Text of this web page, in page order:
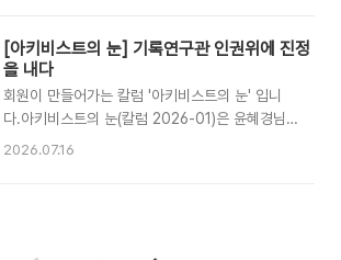
https://us06web.zoom.us/j/85288022533?
pwd=EQ2cFKLUqxwPcxllmbk12yxCAapz3h.1
..
관심 있는 분이라면 누구나 참석하실 수 있습니다.
참여를 희망하시는 분들께서는 아래 안내를 참고
하시어 시간에 맞춰 접속해 주시기 바랍니다.기록
인 여러분의 많은 관심과 참여를 부탁드립니다.감
19:00~21:00✅장소: 온라인(zoom) - 접속링
[아키비스트의 눈] 기록연구관 인권위에 진정
을 내다
회원이 만들어가는 칼럼 '아키비스트의 눈' 입니
다.아키비스트의 눈(칼럼 2026-01)은 윤혜경님
께서 보내주신 [ 기록연구관 인권위에 진정을 내다
2026.07.16